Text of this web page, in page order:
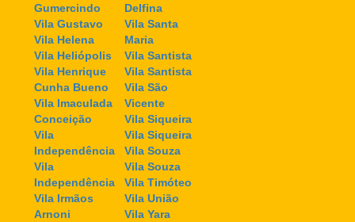
Gumercindo
Vila Gustavo
Vila Helena
Vila Heliópolis
Vila Henrique
Cunha Bueno
Vila Imaculada
Conceição
Vila
Independência
Vila
Independência
Vila Irmãos
Arnoni
Delfina
Vila Santa
Maria
Vila Santista
Vila Santista
Vila São
Vicente
Vila Siqueira
Vila Siqueira
Vila Souza
Vila Souza
Vila Timóteo
Vila União
Vila Yara